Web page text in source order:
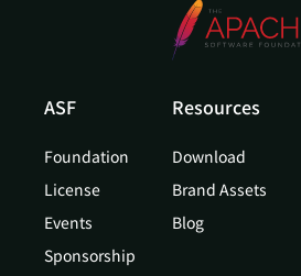
ASF
Foundation
License
Events
Sponsorship
Resources
Download
Brand Assets
Blog